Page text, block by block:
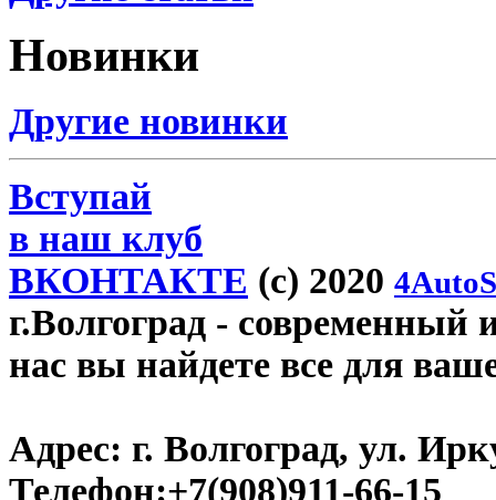
Новинки
Другие новинки
Вступай
в наш клуб
ВКОНТАКТЕ (c) 2020
г.Волгоград - современный
нас вы найдете все для
Адрес: г. Волгоград, ул.
Телефон:+7(908)911-66-15